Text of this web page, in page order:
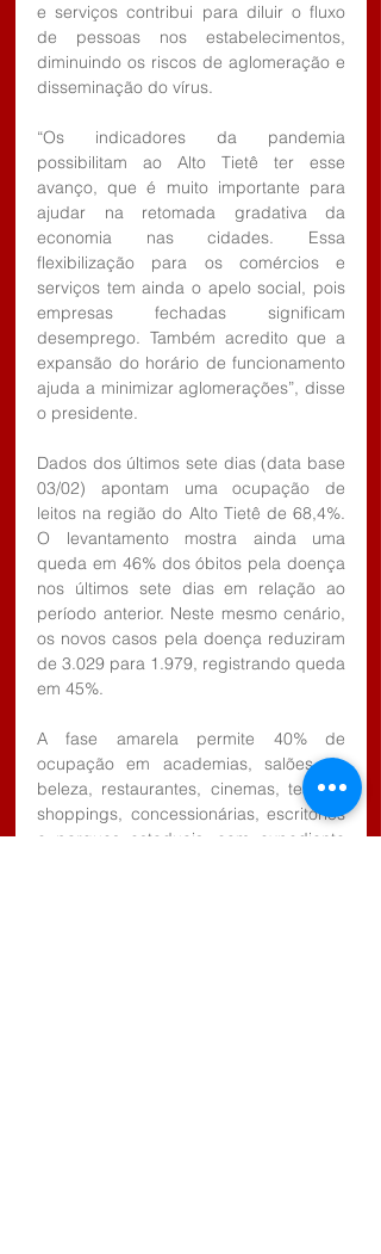
e serviços contribui para diluir o fluxo
de pessoas nos estabelecimentos,
diminuindo os riscos de aglomeração e
disseminação do vírus.
“Os indicadores da pandemia
possibilitam ao Alto Tietê ter esse
avanço, que é muito importante para
ajudar na retomada gradativa da
economia nas cidades. Essa
flexibilização para os comércios e
serviços tem ainda o apelo social, pois
empresas fechadas significam
desemprego. Também acredito que a
expansão do horário de funcionamento
ajuda a minimizar aglomerações”, disse
o presidente.
Dados dos últimos sete dias (data base
03/02) apontam uma ocupação de
leitos na região do Alto Tietê de 68,4%.
O levantamento mostra ainda uma
queda em 46% dos óbitos pela doença
nos últimos sete dias em relação ao
período anterior. Neste mesmo cenário,
os novos casos pela doença reduziram
de 3.029 para 1.979, registrando queda
em 45%.
A fase amarela permite 40% de
ocupação em academias, salões de
beleza, restaurantes, cinemas, teatros,
shoppings, concessionárias, escritórios
e parques estaduais, com expediente